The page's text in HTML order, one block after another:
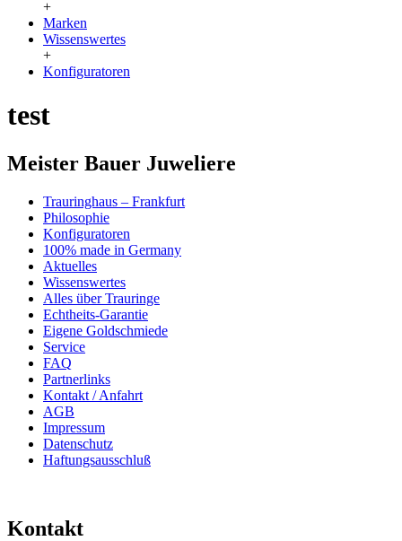
+
Marken
Wissenswertes
+
Konfiguratoren
test
Meister Bauer Juweliere
Trauringhaus – Frankfurt
Philosophie
Konfiguratoren
100% made in Germany
Aktuelles
Wissenswertes
Alles über Trauringe
Echtheits-Garantie
Eigene Goldschmiede
Service
FAQ
Partnerlinks
Kontakt / Anfahrt
AGB
Impressum
Datenschutz
Haftungsausschluß
Kontakt